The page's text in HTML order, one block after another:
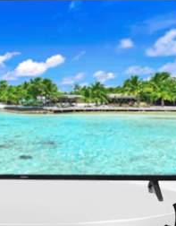
амраагч 3070508
1,042,800₮
521,400₮
- 1,115,280₮